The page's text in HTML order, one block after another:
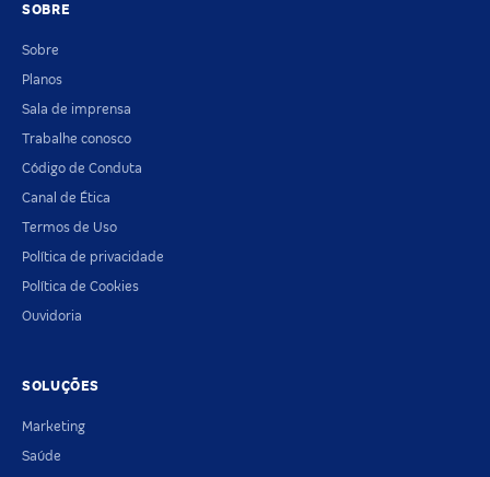
SOBRE
Sobre
Planos
Sala de imprensa
Trabalhe conosco
Código de Conduta
Canal de Ética
Termos de Uso
Política de privacidade
Política de Cookies
Ouvidoria
SOLUÇÕES
Marketing
Saúde